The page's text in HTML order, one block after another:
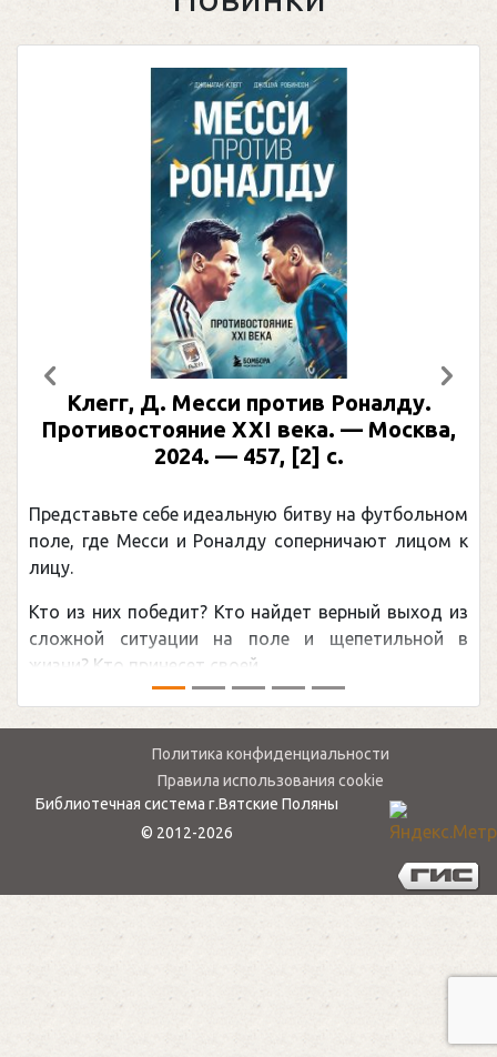
Клегг, Д. Месси против Роналду.
Противостояние XXI века. — Москва,
2024. — 457, [2] с.
Представьте себе идеальную битву на футбольном
поле, где Месси и Роналду соперничают лицом к
лицу.
Кто из них победит? Кто найдет верный выход из
сложной ситуации на поле и щепетильной в
жизни? Кто принесет своей ...
Предыдущий
Политика конфиденциальности
Правила использования cookie
Библиотечная система г.Вятские Поляны
© 2012-2026